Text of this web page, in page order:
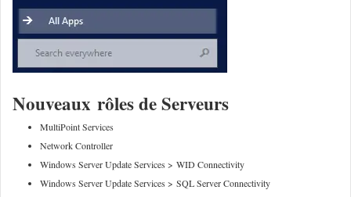
Nouveaux rôles de Serveurs
MultiPoint Services
Network Controller
Windows Server Update Services > WID Connectivity
Windows Server Update Services > SQL Server Connectivity